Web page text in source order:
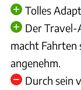
Tolles
Der Travel-
macht Fahrten
angenehm.
Durch sein